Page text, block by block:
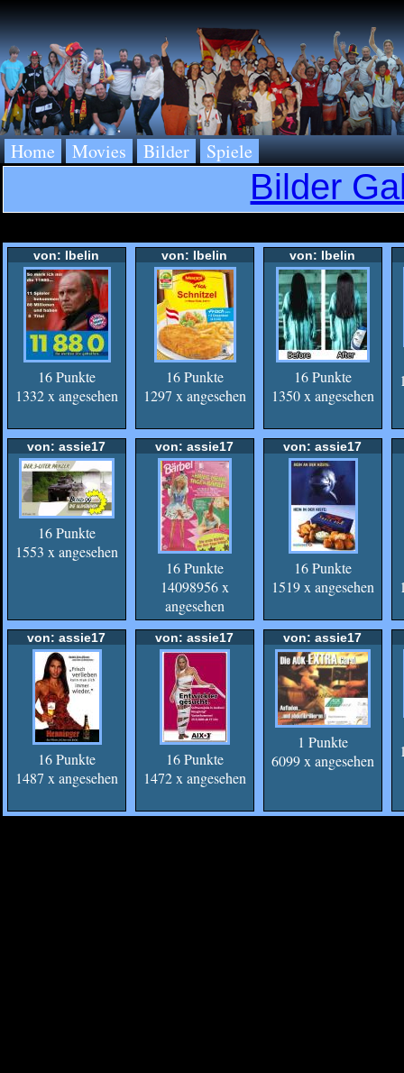
Home Movies Bilder Spiele
Bilder
von: Ibelin
16 Punkte
1332 x angesehen
von: Ibelin
16 Punkte
1297 x angesehen
von: Ibelin
16 Punkte
1350 x angesehen
von: assie17
16 Punkte
1553 x angesehen
von: assie17
16 Punkte
14098956 x
angesehen
von: assie17
16 Punkte
1519 x angesehen
von: assie17
16 Punkte
1487 x angesehen
von: assie17
16 Punkte
1472 x angesehen
von: assie17
1 Punkte
6099 x angesehen